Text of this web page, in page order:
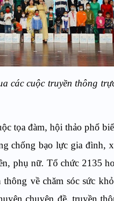
các cuộc truyền thông
tọa đàm, hội thảo phổ
chốngbạo lực gia đình,
phụ nữ. Tổ chức 2135
về chăm sóc sức